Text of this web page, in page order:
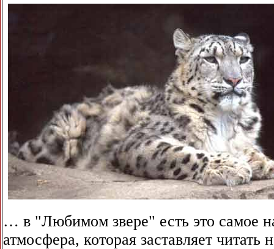
… в "Любимом звере" есть это самое
атмосфера, которая заставляет читать